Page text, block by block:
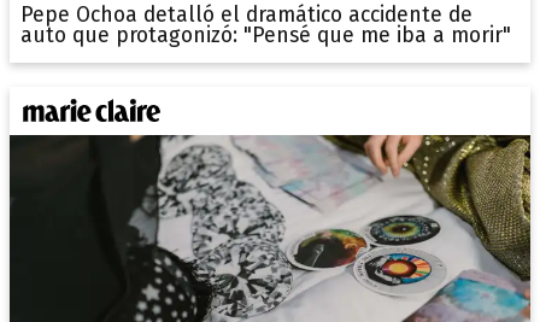
Pepe Ochoa detalló el dramático accidente de
auto que protagonizó: "Pensé que me iba a morir"